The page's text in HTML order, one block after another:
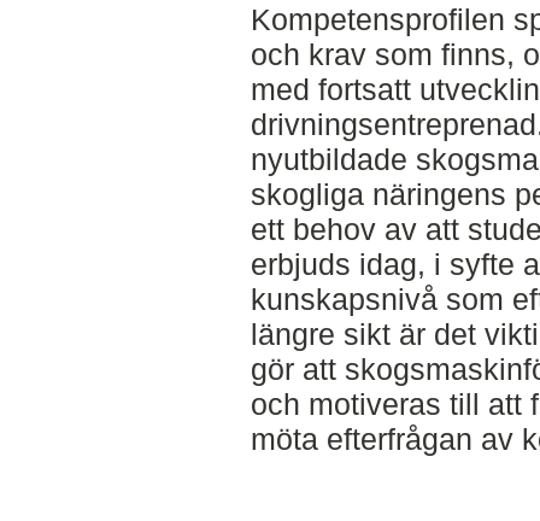
Kompetensprofilen
och krav som finns,
med fortsatt
nyutbildade
skogliga näringens
ett behov av att
erbjuds idag, i syfte
kunskapsnivå som
längre sikt är det
gör att
och motiveras till att
möta efterfrågan av